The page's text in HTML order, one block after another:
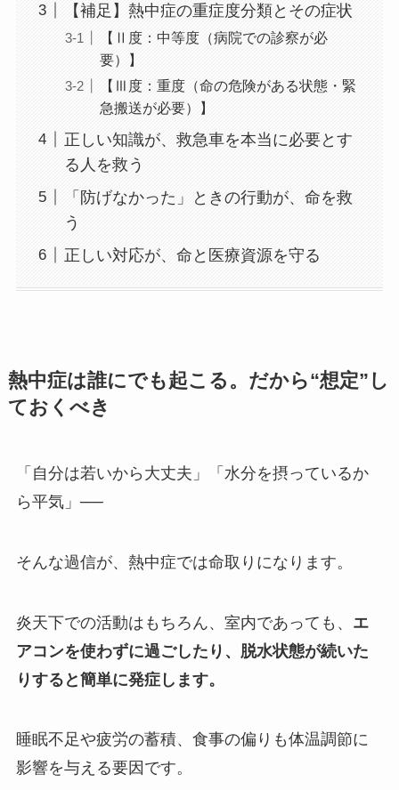
【補足】熱中症の重症度分類とその症状
【Ⅱ度：中等度（病院での診察が必
要）】
【Ⅲ度：重度（命の危険がある状態・緊
急搬送が必要）】
正しい知識が、救急車を本当に必要とす
る人を救う
「防げなかった」ときの行動が、命を救
う
正しい対応が、命と医療資源を守る
熱中症は誰にでも起こる。だから“想定”し
ておくべき
「自分は若いから大丈夫」「水分を摂っているか
ら平気」──
そんな過信が、熱中症では命取りになります。
炎天下での活動はもちろん、室内であっても、 エ
アコンを使わずに過ごしたり、脱水状態が続いた
りすると簡単に発症します。
睡眠不足や疲労の蓄積、食事の偏りも体温調節に
影響を与える要因です。